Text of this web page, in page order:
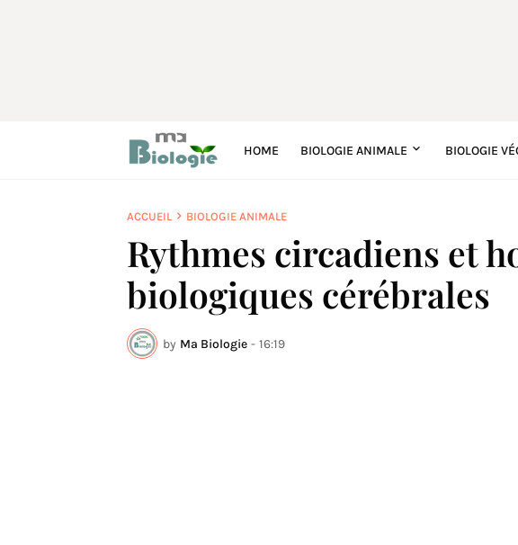
HOME BIOLOGIE ANIMALE BIOLOGIE
ACCUEIL BIOLOGIE ANIMALE
Rythmes circadiens et
biologiques cérébrales
by Ma Biologie - 16:19